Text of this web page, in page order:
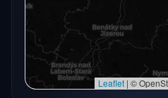
Zkusit znovu
Otevřít
Leaflet | ©